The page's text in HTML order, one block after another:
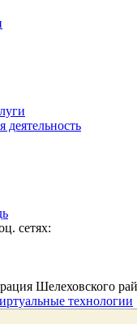
сетях:
Шелеховского
технологии